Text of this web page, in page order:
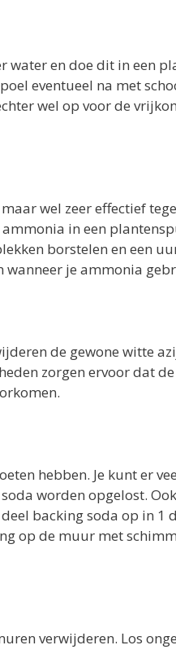
water en doe dit in een
eventueel na met
wel op voor de
wel zeer effectief
in een
borstelen en een
wanneer je ammonia
de gewone witte
zorgen ervoor dat
hebben. Je kunt er
worden opgelost.
backing soda op in 1
op de muur met
verwijderen. Los